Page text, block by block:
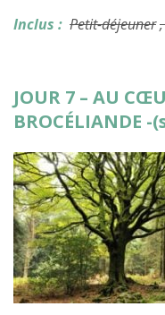
Inclus : Petit-déjeuner
JOUR 7 – AU
BROCÉLIANDE